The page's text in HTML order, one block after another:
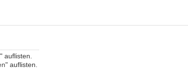
" auflisten.
" auflisten.